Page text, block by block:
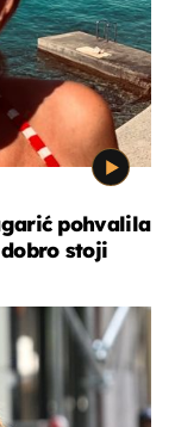
pohvalila
stoji